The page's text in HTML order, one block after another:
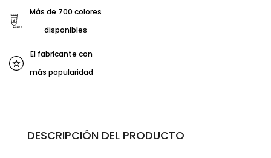
Más de 700 colores
disponibles
El fabricante con
más popularidad
DESCRIPCIÓN DEL PRODUCTO